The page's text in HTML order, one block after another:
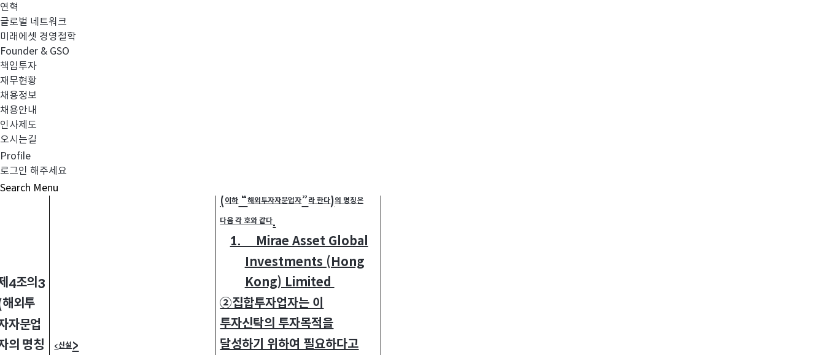
연혁
글로벌 네트워크
미래에셋 경영철학
Founder & GSO
책임투자
재무현황
채용정보
채용안내
인사제도
오시는길
Profile
로그인 해주세요
Search Menu
4. 변경 내용:
<집합투자규약
구분
4조의 3
해외투
자문업
의 명칭
<신설>
(이하“해외투자자문업자”라 한다)의 명칭은
다음 각 호와 같다.
1. Mirae Asset Global
Investments (Hong
Kong) Limited
②집합투자업자는 이
투자신탁의 투자목적을
달성하기 위하여 필요하다고